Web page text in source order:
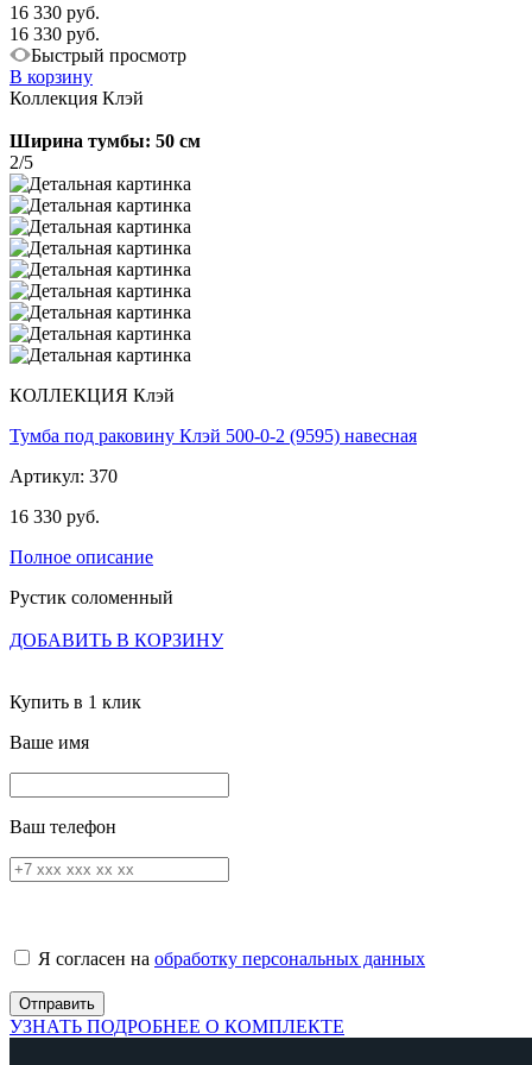
16 330 руб.
16 330 руб.
Быстрый просмотр
В корзину
Коллекция Клэй
Ширина тумбы: 50 см
2/5
КОЛЛЕКЦИЯ Клэй
Тумба под раковину Клэй 500-0-2 (9595) навесная
Артикул: 370
16 330 руб.
Полное описание
Рустик соломенный
ДОБАВИТЬ В КОРЗИНУ
Купить в 1 клик
Ваше имя
Ваш телефон
Я согласен на обработку персональных данных
УЗНАТЬ ПОДРОБНЕЕ О КОМПЛЕКТЕ